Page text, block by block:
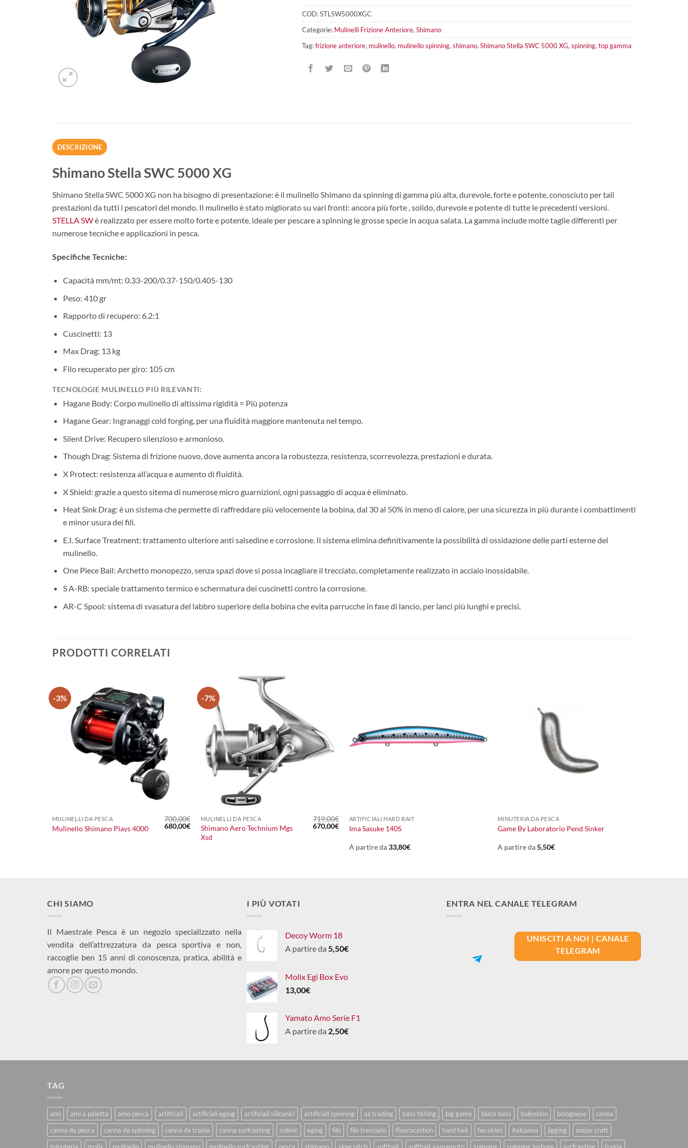
COD:STLSW5000XGC
Categorie: Mulinelli Frizione Anteriore, Shimano
Tag:frizione anteriore, mulinello, mulinello spinning, shimano, Shimano Stella SWC 5000 XG, spinning, top gamma
DESCRIZIONE
Shimano Stella SWC 5000 XG
Shimano Stella SWC 5000 XG non ha bisogno di presentazione: è il mulinello Shimano da spinning di gamma più alta, durevole, forte e potente, conosciuto per tali
prestazioni da tutti i pescatori del mondo. Il mulinello è stato migliorato su vari fronti: ancora più forte , solido, durevole e potente di tutte le precedenti versioni.
STELLA SWè realizzato per essere molto forte e potente, ideale per pescare a spinning le grosse specie in acqua salata. La gamma include molte taglie differenti per
numerose tecniche e applicazioni in pesca.
Specifiche Tecniche:
Capacità mm/mt: 0.33-200/0.37-150/0.405-130
Peso: 410 gr
Rapporto di recupero: 6.2:1
Cuscinetti: 13
Max Drag: 13 kg
Filo recuperato per giro: 105 cm
TECNOLOGIE MULINELLO PIÙ RILEVANTI:
Hagane Body: Corpo mulinello di altissima rigidità = Più potenza
Hagane Gear: Ingranaggi cold forging, per una fluidità maggiore mantenuta nel tempo.
Silent Drive: Recupero silenzioso e armonioso.
Though Drag: Sistema di frizione nuovo, dove aumenta ancora la robustezza, resistenza, scorrevolezza, prestazioni e durata.
X Protect: resistenza all’acqua e aumento di fluidità.
X Shield: grazie a questo sitema di numerose micro guarnizioni, ogni passaggio di acqua è eliminato.
Heat Sink Drag: è un sistema che permette di raffreddare più velocemente la bobina, dal 30 al 50% in meno di calore, per una sicurezza in più durante i combattimenti
e minor usura dei fili.
E.I. Surface Treatment: trattamento ulteriore anti salsedine e corrosione. Il sistema elimina definitivamente la possibilità di ossidazione delle parti esterne del
mulinello.
One Piece Bail: Archetto monopezzo, senza spazi dove si possa incagliare il trecciato, completamente realizzato in acciaio inossidabile.
S A-RB: speciale trattamento termico e schermatura dei cuscinetti contro la corrosione.
AR-C Spool: sistema di svasatura del labbro superiore della bobina che evita parrucche in fase di lancio, per lanci più lunghi e precisi.
PRODOTTI CORRELATI
-3%
MULINELLI DA PESCA
Mulinello Shimano Plays 4000
700,00€
Il
prezzo
680,00€Il
prezzo
attuale
-7%
MULINELLI DA PESCA
Shimano Aero Technium Mgs
Xsd
719,00€
Il
prezzo
670,00€Il
prezzo
ARTIFICIALI HARD BAIT
Ima Sasuke 140S
A partire da33,80€
MINUTERIA DA PESCA
Game By Laboratorio Pend Sinker
A partire da5,50€
CHI SIAMO
Il Maestrale Pesca è un negozio specializzato nella
vendita dell’attrezzatura da pesca sportiva e non,
raccoglie ben 15 anni di conoscenza, pratica, abilità e
amore per questo mondo.
I PIÙ VOTATI
Decoy Worm 18
A partire da 5,50€
Molix Egi Box Evo
13,00€
Yamato Amo Serie F1
A partire da 2,50€
ENTRA NEL CANALE TELEGRAM
UNISCITI A NOI | CANALE
TELEGRAM
TAG
ami ami a paletta amo pesca artificiali artificiali eging artificiali siliconici artificiali spinning az trading bass fishing big game black bass bolentino bolognese
canna
canna da pesca
canna da spinning canna da traina canna surfcasting colmic eging filo filo trecciato fluorocarbon hard bait herakles italcanna jigging
major craft